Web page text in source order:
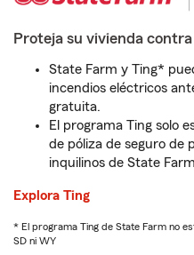
Proteja su vivienda
State Farm y Ting*
incendios eléctricos
gratuita.
El programa Ting solo
de póliza de seguro de
inquilinos de State
Explora Ting
* El programa Ting de State Farm no
SD ni WY